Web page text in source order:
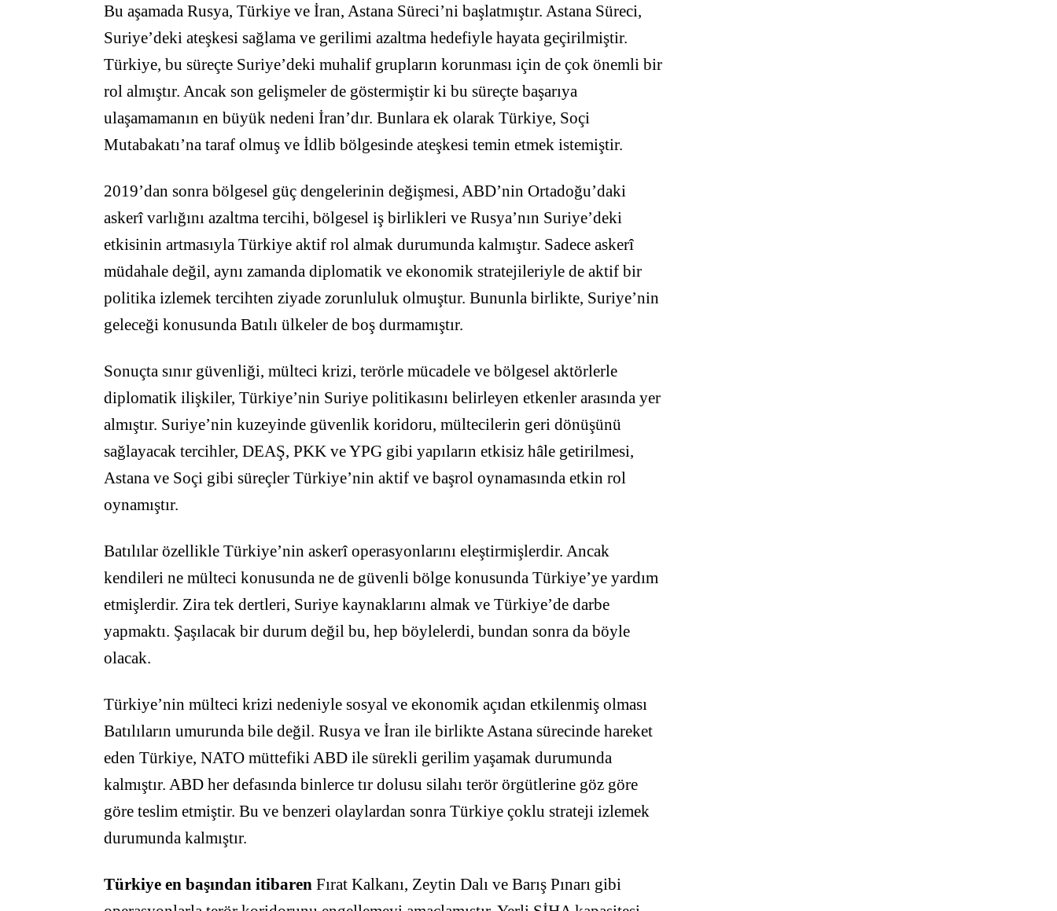
Bu aşamada Rusya, Türkiye ve İran, Astana Süreci’ni başlatmıştır. Astana Süreci,
Suriye’deki ateşkesi sağlama ve gerilimi azaltma hedefiyle hayata geçirilmiştir.
Türkiye, bu süreçte Suriye’deki muhalif grupların korunması için de çok önemli bir
rol almıştır. Ancak son gelişmeler de göstermiştir ki bu süreçte başarıya
ulaşamamanın en büyük nedeni İran’dır. Bunlara ek olarak Türkiye, Soçi
Mutabakatı’na taraf olmuş ve İdlib bölgesinde ateşkesi temin etmek istemiştir.
2019’dan sonra bölgesel güç dengelerinin değişmesi, ABD’nin Ortadoğu’daki
askerî varlığını azaltma tercihi, bölgesel iş birlikleri ve Rusya’nın Suriye’deki
etkisinin artmasıyla Türkiye aktif rol almak durumunda kalmıştır. Sadece askerî
müdahale değil, aynı zamanda diplomatik ve ekonomik stratejileriyle de aktif bir
politika izlemek tercihten ziyade zorunluluk olmuştur. Bununla birlikte, Suriye’nin
geleceği konusunda Batılı ülkeler de boş durmamıştır.
Sonuçta sınır güvenliği, mülteci krizi, terörle mücadele ve bölgesel aktörlerle
diplomatik ilişkiler, Türkiye’nin Suriye politikasını belirleyen etkenler arasında yer
almıştır. Suriye’nin kuzeyinde güvenlik koridoru, mültecilerin geri dönüşünü
sağlayacak tercihler, DEAŞ, PKK ve YPG gibi yapıların etkisiz hâle getirilmesi,
Astana ve Soçi gibi süreçler Türkiye’nin aktif ve başrol oynamasında etkin rol
oynamıştır.
Batılılar özellikle Türkiye’nin askerî operasyonlarını eleştirmişlerdir. Ancak
kendileri ne mülteci konusunda ne de güvenli bölge konusunda Türkiye’ye yardım
etmişlerdir. Zira tek dertleri, Suriye kaynaklarını almak ve Türkiye’de darbe
yapmaktı. Şaşılacak bir durum değil bu, hep böylelerdi, bundan sonra da böyle
olacak.
Türkiye’nin mülteci krizi nedeniyle sosyal ve ekonomik açıdan etkilenmiş olması
Batılıların umurunda bile değil. Rusya ve İran ile birlikte Astana sürecinde hareket
eden Türkiye, NATO müttefiki ABD ile sürekli gerilim yaşamak durumunda
kalmıştır. ABD her defasında binlerce tır dolusu silahı terör örgütlerine göz göre
göre teslim etmiştir. Bu ve benzeri olaylardan sonra Türkiye çoklu strateji izlemek
durumunda kalmıştır.
Türkiye en başından itibaren Fırat Kalkanı, Zeytin Dalı ve Barış Pınarı gibi